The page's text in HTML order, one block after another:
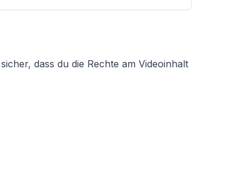
dass du die Rechte am Videoinhalt